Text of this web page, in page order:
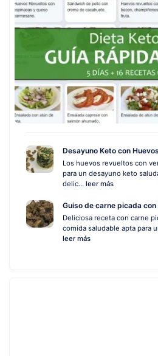
Desayuno Keto con
Los huevos revueltos con
para un desayuno keto
delic... leer más
Guiso de carne picada con
Deliciosa receta con carne
comida saludable apta para
leer más